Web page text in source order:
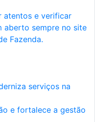
atentos e verificar
aberto sempre no site
Fazenda.
serviços na
e fortalece a gestão